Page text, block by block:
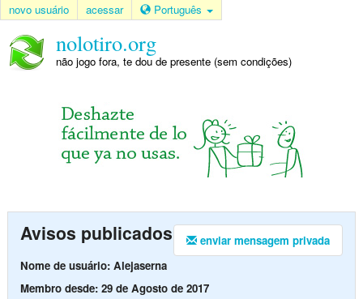
novo usuário acessar Português
nolotiro.org
não jogo fora, te dou de presente (sem condições)
enviar mensagem privada
Avisos publicados
Nome de usuário: Alejaserna
Membro desde: 29 de Agosto de 2017